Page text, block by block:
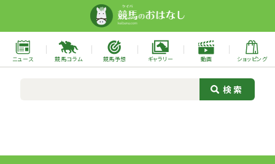
ニュース 競馬コラム 競馬予想 ギャラリー 動画 ショッピング